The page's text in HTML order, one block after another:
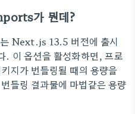
가 뭔데?
는 Next.js 13.5 버전에 출시
이 옵션을 활성화하면, 프로
지가 번들링될 때의 용량을
들링 결과물에 마법같은 용량